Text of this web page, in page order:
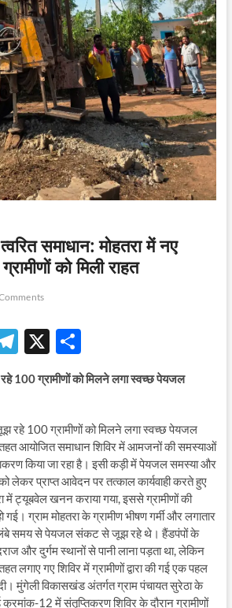
समाधान: मोहतरा में नए
को मिली राहत
T
el
e
gr
a
m
X S
h
ar
e
100 ग्रामीणों को मिलने लगा स्वच्छ पेयजल
आयोजित समाधान शिविर में आमजनों की समस्याओं
किया जा रहा है। इसी कड़ी में पेयजल समस्या और
प्राप्त आवेदन पर तत्काल कार्यवाही करते हुए
में ट्यूबवेल खनन कराया गया, इससे ग्रामीणों की
ग्राम मोहतरा के ग्रामीण भीषण गर्मी और लगातार
समय से पेयजल संकट से जूझ रहे थे। हैंडपंपों के
और दुर्गम स्थानों से पानी लाना पड़ता था, लेकिन
लगाए गए शिविर में ग्रामीणों द्वारा की गई एक पहल
मुंगेली विकासखंड अंतर्गत ग्राम पंचायत सुरेठा के
क्रमांक-12 में संतृप्तिकरण शिविर के दौरान ग्रामीणों